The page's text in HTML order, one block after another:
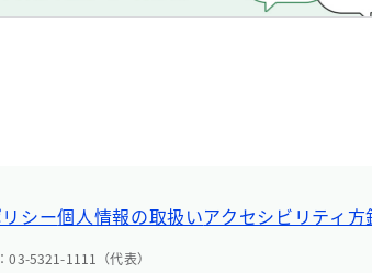
シー個人情報の取扱いアクセシビリティ方
5321-1111（代表）